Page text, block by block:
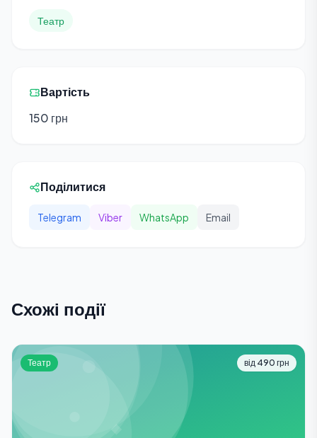
Театр
Вартість
150 грн
Поділитися
Telegram Viber WhatsApp Email
Схожі події
Театр від 490 грн